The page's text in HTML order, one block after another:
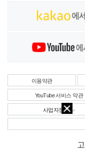
이용약관
YouTube 서비스 약관
사업자정보